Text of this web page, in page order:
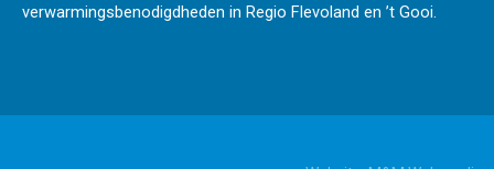
verwarmingsbenodigdheden in Regio Flevoland en ’t Gooi.